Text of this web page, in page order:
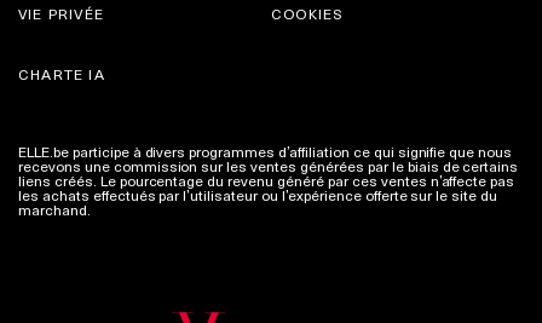
VIE PRIVÉE
CHARTE IA
COOKIES
ELLE.be participe à divers programmes d’affiliation ce qui signifie que nous
recevons une commission sur les ventes générées par le biais de certains
liens créés. Le pourcentage du revenu généré par ces ventes n’affecte pas
les achats effectués par l’utilisateur ou l’expérience offerte sur le site du
marchand. Plus d'infos